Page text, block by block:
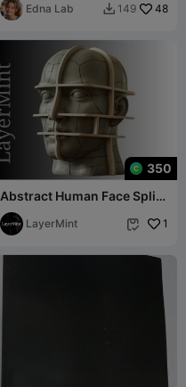
Edna Lab  149 48
350
Abstract Human Face Split
Mask – 3D Print Model STL
LayerMint  1